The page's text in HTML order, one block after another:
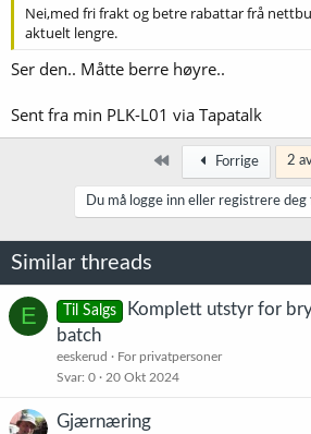
Nei,med fri frakt og betre rabattar frå
aktuelt lengre.
Ser den.. Måtte berre høyre..
Sent fra min PLK-L01 via Tapatalk
Først Forrige 2
Du må logge inn eller registrere deg
Similar threads
E Til Salgs
Komplett utstyr for
batch
eeskerud
For privatpersoner
Svar 0 20 Okt 2024
Gjærnæring